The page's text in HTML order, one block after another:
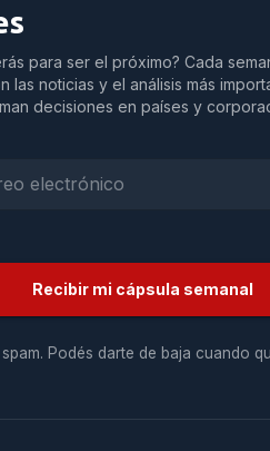
para ser el próximo? Cada
las noticias y el análisis más
decisiones en países y
Recibir mi cápsula semanal
spam. Podés darte de baja cuando